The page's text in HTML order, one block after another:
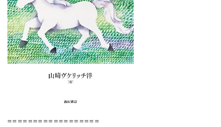
==================